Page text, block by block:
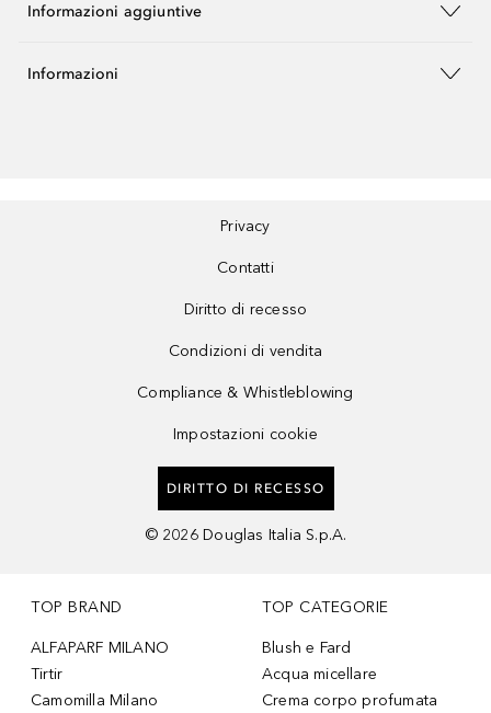
Informazioni aggiuntive
Informazioni
Privacy
Contatti
Diritto di recesso
Condizioni di vendita
Compliance & Whistleblowing
Impostazioni cookie
DIRITTO DI RECESSO
© 2026 Douglas Italia S.p.A.
TOP BRAND
ALFAPARF MILANO
Tirtir
Camomilla Milano
TOP CATEGORIE
Blush e Fard
Acqua micellare
Crema corpo profumata